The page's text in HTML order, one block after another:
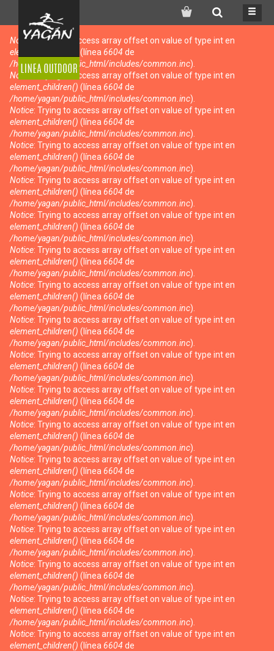
Search
Mensaje de error
Notice : Trying to access array offset on value of type int en
element_children()
(línea 6604 de
/home/yagan/public_html/includes/common.inc).
Notice: Trying to access array offset on value of type int en
element_children() (línea 6604 de
/home/yagan/public_html/includes/common.inc).
Notice: Trying to access array offset on value of type int en
element_children() (línea 6604 de
/home/yagan/public_html/includes/common.inc).
Notice: Trying to access array offset on value of type int en
element_children() (línea 6604 de
/home/yagan/public_html/includes/common.inc).
Notice: Trying to access array offset on value of type int en
element_children() (línea 6604 de
/home/yagan/public_html/includes/common.inc).
Notice: Trying to access array offset on value of type int en
element_children() (línea 6604 de
/home/yagan/public_html/includes/common.inc).
Notice: Trying to access array offset on value of type int en
element_children() (línea 6604 de
/home/yagan/public_html/includes/common.inc).
Notice: Trying to access array offset on value of type int en
element_children() (línea 6604 de
/home/yagan/public_html/includes/common.inc).
Notice: Trying to access array offset on value of type int en
element_children() (línea 6604 de
/home/yagan/public_html/includes/common.inc).
Notice: Trying to access array offset on value of type int en
element_children() (línea 6604 de
/home/yagan/public_html/includes/common.inc).
Notice: Trying to access array offset on value of type int en
element_children() (línea 6604 de
/home/yagan/public_html/includes/common.inc).
Notice: Trying to access array offset on value of type int en
element_children() (línea 6604 de
/home/yagan/public_html/includes/common.inc).
Notice: Trying to access array offset on value of type int en
element_children() (línea 6604 de
/home/yagan/public_html/includes/common.inc).
Notice: Trying to access array offset on value of type int en
element_children() (línea 6604 de
/home/yagan/public_html/includes/common.inc).
Notice: Trying to access array offset on value of type int en
element_children() (línea 6604 de
/home/yagan/public_html/includes/common.inc).
Notice: Trying to access array offset on value of type int en
element_children() (línea 6604 de
/home/yagan/public_html/includes/common.inc).
Notice: Trying to access array offset on value of type int en
element_children() (línea 6604 de
/home/yagan/public_html/includes/common.inc).
Notice: Trying to access array offset on value of type int en
element_children() (línea 6604 de